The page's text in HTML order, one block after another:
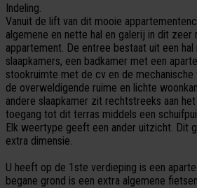
Indeling.
Vanuit de lift van dit mooie
algemene en nette hal en galerij in dit zeer
appartement. De entree bestaat uit een
slaapkamers, een badkamer met een
stookruimte met de cv en de
de overweldigende ruime en lichte
andere slaapkamer zit rechtstreeks aan
toegang tot dit terras middels een schuifpui.
Elk weertype geeft een ander uitzicht. Dit
extra dimensie.
U heeft op de 1ste verdieping is een
begane grond is een extra algemene